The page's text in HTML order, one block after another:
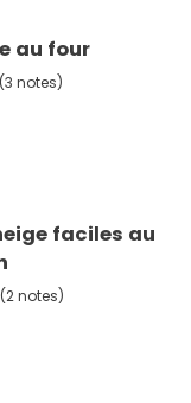
au four
(3 notes)
faciles au
(2 notes)